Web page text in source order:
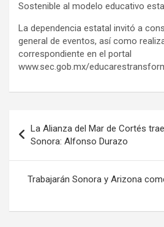
Sostenible al modelo educativo
La dependencia estatal invitó a
general de eventos, así como
correspondiente en el portal
www.sec.gob.mx/
de
entradas
La Alianza del Mar de Cortés
Sonora: Alfonso Durazo
Trabajarán Sonora y Arizona